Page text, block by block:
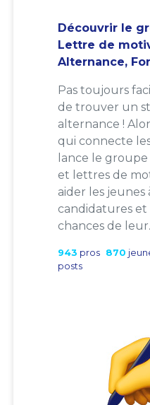
Découvrir le
Lettre de
Alternance,
Pas toujours
de trouver un
alternance !
qui connecte
lance le groupe
et lettres de
aider les
candidatures
chances de
943 pros 870
posts